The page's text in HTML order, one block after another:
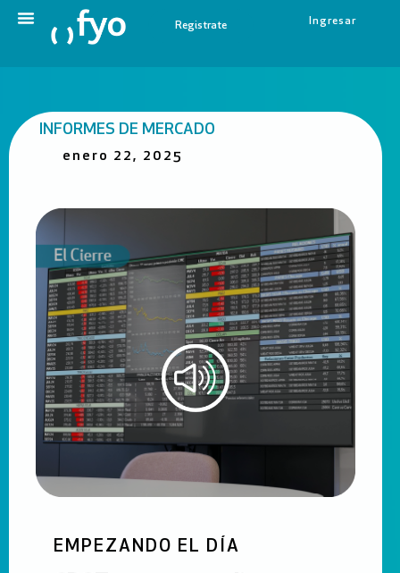
Registrate Ingresar
INFORMES DE MERCADO
enero 22, 2025
EMPEZANDO EL DÍA